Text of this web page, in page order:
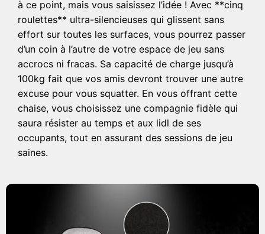
à ce point, mais vous saisissez l’idée ! Avec **cinq
roulettes** ultra-silencieuses qui glissent sans
effort sur toutes les surfaces, vous pourrez passer
d’un coin à l’autre de votre espace de jeu sans
accrocs ni fracas. Sa capacité de charge jusqu’à
100kg fait que vos amis devront trouver une autre
excuse pour vous squatter. En vous offrant cette
chaise, vous choisissez une compagnie fidèle qui
saura résister au temps et aux lidl de ses
occupants, tout en assurant des sessions de jeu
saines.